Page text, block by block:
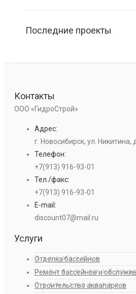
Последние проекты
Контакты
ООО «ГидроСтрой»
Адрес:
г. Новосибирск, ул. Никитина,
Телефон:
+7(913) 916-93-01
Тел./факс:
+7(913) 916-93-01
E-mail:
discount07@mail.ru
Услуги
Отделка бассейнов
Ремонт бассейнов и
Строительство аквапарков